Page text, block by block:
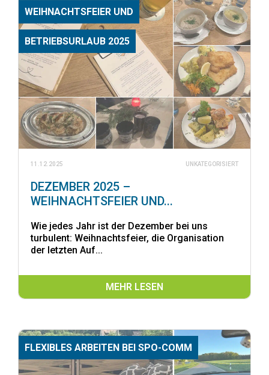
WEIHNACHTSFEIER UND
BETRIEBSURLAUB 2025
11.12.2025 UNKATEGORISIERT
DEZEMBER 2025 –
WEIHNACHTSFEIER UND...
Wie jedes Jahr ist der Dezember bei uns
turbulent: Weihnachtsfeier, die Organisation
der letzten Auf...
MEHR LESEN
FLEXIBLES ARBEITEN BEI SPO-COMM